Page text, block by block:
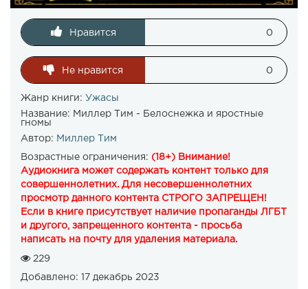
Нравится 0
Не нравится 0
Жанр книги: Ужасы
Название: Миллер Тим - Белоснежка и яростные
гномы
Автор: Миллер Тим
Возрастные ограничения: (18+) Внимание!
Аудиокнига может содержать контент только для
совершеннолетних. Для несовершеннолетних
просмотр данного контента СТРОГО ЗАПРЕЩЕН!
Если в книге присутствует наличие пропаганды ЛГБТ
и другого, запрещенного контента - просьба
написать на почту для удаления материала.
229
Добавлено: 17 декабрь 2023